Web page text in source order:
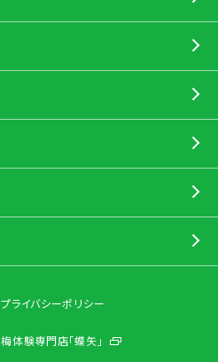
プライバシーポリシー
梅体験専門店「蝶矢」